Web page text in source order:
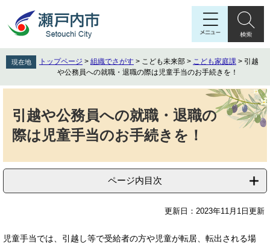
先
頭
を
飛
現在地 トップページ > 組織でさがす > こども未来部 > こども家庭課 > 引越
や公務員への就職・退職の際は児童手当のお手続きを！
引越や公務員への就職・退職の
際は児童手当のお手続きを！
ページ内目次
更新日：2023年11月1日更新
児童手当では、引越し等で受給者の方や児童が転居、転出される場